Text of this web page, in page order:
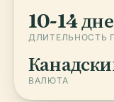
10-14
ДЛИТЕЛЬНОСТЬ
ВАЛЮТА